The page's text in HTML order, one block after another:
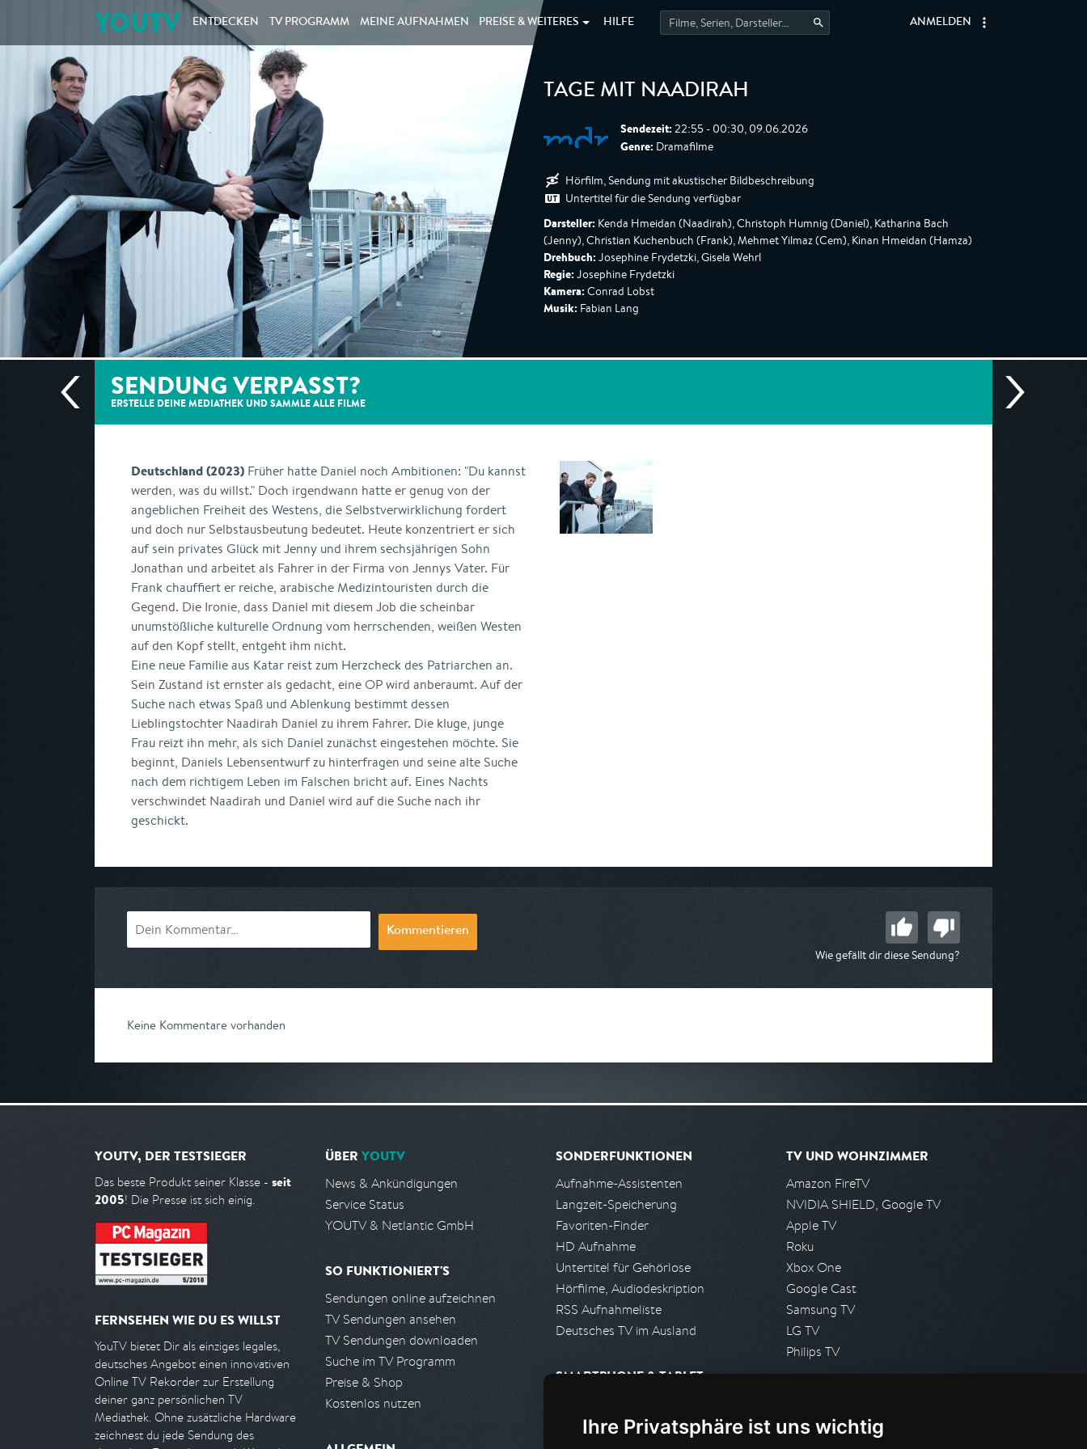
Ihre Privatsphäre ist uns wichtig
YOUTV ENTDECKEN TV PROGRAMM MEINE AUFNAHMEN PREISE & WEITERES HILFE ANMELDEN
TAGE MIT NAADIRAH
Sendezeit: 22:55 - 00:30, 09.06.2026
Genre: Dramafilme
Hörfilm, Sendung mit akustischer Bildbeschreibung
Untertitel für die Sendung verfügbar
Darsteller: Kenda Hmeidan (Naadirah), Christoph Humnig (Daniel), Katharina Bach
(Jenny), Christian Kuchenbuch (Frank), Mehmet Yilmaz (Cem), Kinan Hmeidan (Hamza)
Drehbuch: Josephine Frydetzki, Gisela Wehrl
Regie: Josephine Frydetzki
Kamera: Conrad Lobst
Musik: Fabian Lang
SENDUNG VERPASST?
ERSTELLE DEINE MEDIATHEK UND SAMMLE ALLE FILME
Deutschland (2023) Früher hatte Daniel noch Ambitionen: "Du kannst
werden, was du willst." Doch irgendwann hatte er genug von der
angeblichen Freiheit des Westens, die Selbstverwirklichung fordert
und doch nur Selbstausbeutung bedeutet. Heute konzentriert er sich
auf sein privates Glück mit Jenny und ihrem sechsjährigen Sohn
Jonathan und arbeitet als Fahrer in der Firma von Jennys Vater. Für
Frank chauffiert er reiche, arabische Medizintouristen durch die
Gegend. Die Ironie, dass Daniel mit diesem Job die scheinbar
unumstößliche kulturelle Ordnung vom herrschenden, weißen Westen
auf den Kopf stellt, entgeht ihm nicht.
Eine neue Familie aus Katar reist zum Herzcheck des Patriarchen an.
Sein Zustand ist ernster als gedacht, eine OP wird anberaumt. Auf der
Suche nach etwas Spaß und Ablenkung bestimmt dessen
Lieblingstochter Naadirah Daniel zu ihrem Fahrer. Die kluge, junge
Frau reizt ihn mehr, als sich Daniel zunächst eingestehen möchte. Sie
beginnt, Daniels Lebensentwurf zu hinterfragen und seine alte Suche
nach dem richtigem Leben im Falschen bricht auf. Eines Nachts
verschwindet Naadirah und Daniel wird auf die Suche nach ihr
geschickt.
Kommentieren
Wie gefällt dir diese Sendung?
Keine Kommentare vorhanden
YOUTV, DER TESTSIEGER
Das beste Produkt seiner Klasse - seit
2005! Die Presse ist sich einig.
FERNSEHEN WIE DU ES WILLST
YouTV bietet Dir als einziges legales,
deutsches Angebot einen innovativen
Online TV Rekorder zur Erstellung
deiner ganz persönlichen TV
Mediathek. Ohne zusätzliche Hardware
zeichnest du jede Sendung des
ÜBER YOUTV
News & Ankündigungen
Service Status
YOUTV & Netlantic GmbH
SO FUNKTIONIERT'S
Sendungen online aufzeichnen
TV Sendungen ansehen
TV Sendungen downloaden
Suche im TV Programm
Preise & Shop
Kostenlos nutzen
SONDERFUNKTIONEN
Aufnahme-Assistenten
Langzeit-Speicherung
Favoriten-Finder
HD Aufnahme
Untertitel für Gehörlose
Hörfilme, Audiodeskription
RSS Aufnahmeliste
Deutsches TV im Ausland
SMARTPHONE & TABLET
Android App
TV UND WOHNZIMMER
Amazon FireTV
NVIDIA SHIELD, Google TV
Apple TV
Roku
Xbox One
Google Cast
Samsung TV
LG TV
Philips TV
Presseanfrage stellen